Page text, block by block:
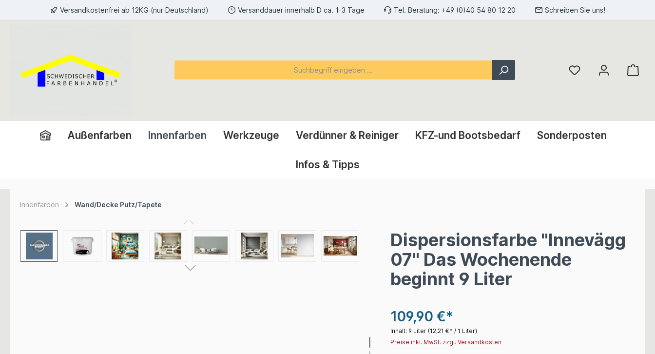
springen Versandkostenfrei ab 12KG (nur Deutschland) Versanddauer innerhalb D ca. 1-3 Tage Tel. Beratung: +49 (0)40 54 80 12 20 Schreiben Sie uns!
Außenfarben Innenfarben Werkzeuge Verdünner & Reiniger KFZ-und Bootsbedarf Sonderposten
Infos & Tipps
Innenfarben Wand/Decke Putz/Tapete
Dispersionsfarbe "Innevägg
07" Das Wochenende
beginnt 9 Liter
109,90 €*
Inhalt: 9 Liter (12,21 €* / 1 Liter)
Preise inkl. MwSt. zzgl. Versandkosten